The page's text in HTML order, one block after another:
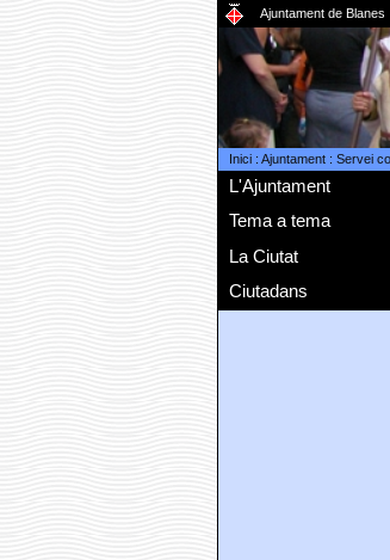
Ajuntament de Blanes
Inici: Ajuntament: Servei
L'Ajuntament
Tema a tema
La Ciutat
Ciutadans